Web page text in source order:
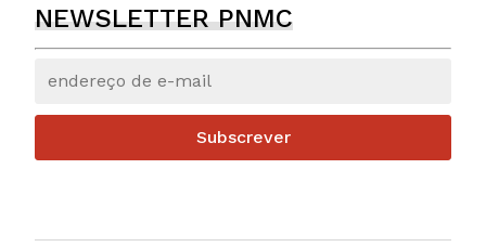
NEWSLETTER PNMC
Subscrever